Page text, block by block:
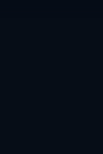
cult até tramas